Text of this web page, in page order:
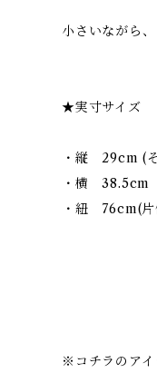
小さいながら
★実寸サイズ
・縦 29cm (
・横 38.5cm
・紐 76cm(片
※コチラのアイ